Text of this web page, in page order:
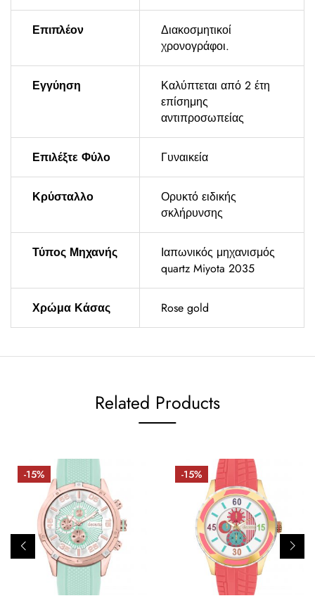
Επιπλέον
Διακοσμητικοί
χρονογράφοι.
Εγγύηση
Καλύπτεται από 2 έτη
επίσημης
αντιπροσωπείας
Επιλέξτε Φύλο Γυναικεία
Κρύσταλλο
Ορυκτό ειδικής
σκλήρυνσης
Τύπος Μηχανής
Ιαπωνικός μηχανισμός
quartz Miyota 2035
Χρώμα Κάσας Rose gold
Related Products
-15% -15%